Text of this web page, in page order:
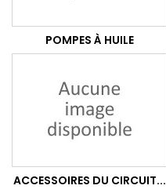
POMPES À HUILE
ACCESSOIRES DU CIRCUIT...